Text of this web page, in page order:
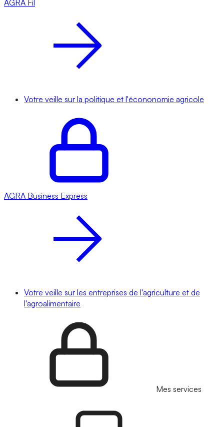
AGRA Fil
Votre veille sur la politique et l'écononomie agricole
AGRA Business Express
Votre veille sur les entreprises de l'agriculture et de
l'agroalimentaire
Mes services